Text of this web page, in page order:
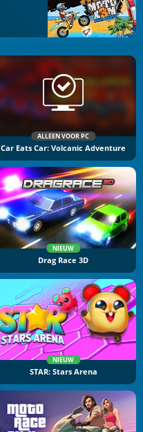
ALLEEN VOOR PC
Car Eats Car: Volcanic Adventure
NIEUW
Drag Race 3D
NIEUW
STAR: Stars Arena